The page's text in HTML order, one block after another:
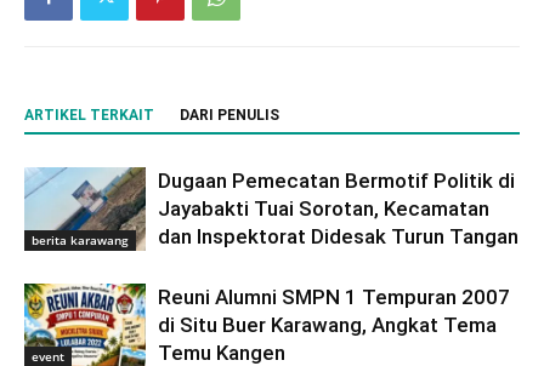
ARTIKEL TERKAIT DARI PENULIS
berita karawang
Dugaan Pemecatan Bermotif Politik di
Jayabakti Tuai Sorotan, Kecamatan
dan Inspektorat Didesak Turun Tangan
event
Reuni Alumni SMPN 1 Tempuran 2007
di Situ Buer Karawang, Angkat Tema
Temu Kangen